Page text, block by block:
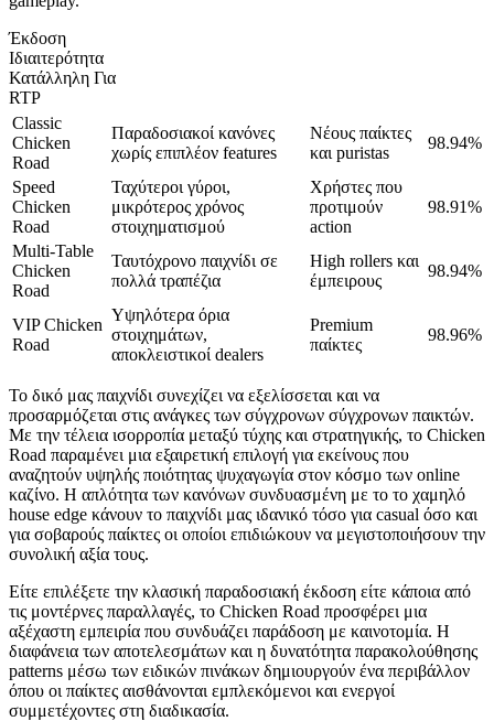
Έκδοση
Ιδιαιτερότητα
Κατάλληλη Για
RTP
Classic
Chicken
Road
Παραδοσιακοί κανόνες
χωρίς επιπλέον features
Νέους παίκτες
και puristas
98.94%
Speed
Chicken
Road
Ταχύτεροι γύροι,
μικρότερος χρόνος
στοιχηματισμού
Χρήστες που
προτιμούν
action
98.91%
Multi-Table
Chicken
Road
Ταυτόχρονο παιχνίδι σε
πολλά τραπέζια
High rollers και
έμπειρους
98.94%
VIP Chicken
Road
Υψηλότερα όρια
στοιχημάτων,
αποκλειστικοί dealers
Premium
παίκτες
98.96%
Το δικό μας παιχνίδι συνεχίζει να εξελίσσεται και να
προσαρμόζεται στις ανάγκες των σύγχρονων σύγχρονων παικτών.
Με την τέλεια ισορροπία μεταξύ τύχης και στρατηγικής, το Chicken
Road παραμένει μια εξαιρετική επιλογή για εκείνους που
αναζητούν υψηλής ποιότητας ψυχαγωγία στον κόσμο των online
καζίνο. Η απλότητα των κανόνων συνδυασμένη με το το χαμηλό
house edge κάνουν το παιχνίδι μας ιδανικό τόσο για casual όσο και
για σοβαρούς παίκτες οι οποίοι επιδιώκουν να μεγιστοποιήσουν την
συνολική αξία τους.
Είτε επιλέξετε την κλασική παραδοσιακή έκδοση είτε κάποια από
τις μοντέρνες παραλλαγές, το Chicken Road προσφέρει μια
αξέχαστη εμπειρία που συνδυάζει παράδοση με καινοτομία. Η
διαφάνεια των αποτελεσμάτων και η δυνατότητα παρακολούθησης
patterns μέσω των ειδικών πινάκων δημιουργούν ένα περιβάλλον
όπου οι παίκτες αισθάνονται εμπλεκόμενοι και ενεργοί
συμμετέχοντες στη διαδικασία.